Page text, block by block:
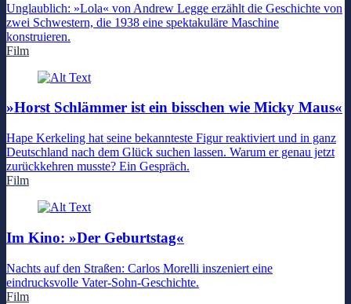
Unglaublich: »Lola« von Andrew Legge erzählt die Geschichte von
zwei Schwestern, die 1938 eine spektakuläre Maschine
konstruieren.
Film
»Horst Schlämmer ist ein bisschen wie Micky Maus«
Hape Kerkeling hat seine bekannteste Figur reaktiviert und in ganz
Deutschland nach dem Glück suchen lassen. Warum er genau jetzt
zurückkehren musste? Ein Gespräch.
Film
Im Kino: »Der Geburtstag«
Nachts auf den Straßen: Carlos Morelli inszeniert eine
eindrucksvolle Vater-Sohn-Geschichte.
Film